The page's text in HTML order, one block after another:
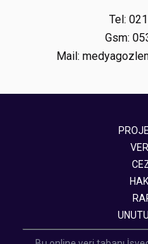
Tel:
Gsm:
Mail: